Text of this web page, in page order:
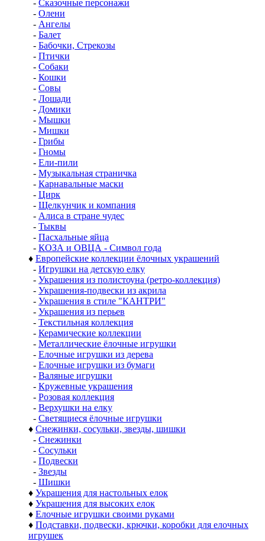
- Сказочные персонажи
- Олени
- Ангелы
- Балет
- Бабочки, Стрекозы
- Птички
- Собаки
- Кошки
- Совы
- Лошади
- Домики
- Мышки
- Мишки
- Грибы
- Гномы
- Ели-пили
- Музыкальная страничка
- Карнавальные маски
- Цирк
- Щелкунчик и компания
- Алиса в стране чудес
- Тыквы
- Пасхальные яйца
- КОЗА и ОВЦА - Символ года
♦ Европейские коллекции ёлочных украшений
- Игрушки на детскую елку
- Украшения из полистоуна (ретро-коллекция)
- Украшения-подвески из акрила
- Украшения в стиле "КАНТРИ"
- Украшения из перьев
- Текстильная коллекция
- Керамические коллекции
- Металлические ёлочные игрушки
- Елочные игрушки из дерева
- Елочные игрушки из бумаги
- Валяные игрушки
- Кружевные украшения
- Розовая коллекция
- Верхушки на елку
- Светящиеся ёлочные игрушки
♦ Снежинки, сосульки, звезды, шишки
- Снежинки
- Сосульки
- Подвески
- Звезды
- Шишки
♦ Украшения для настольных елок
♦ Украшения для высоких елок
♦ Елочные игрушки своими руками
♦ Подставки, подвески, крючки, коробки для елочных
игрушек